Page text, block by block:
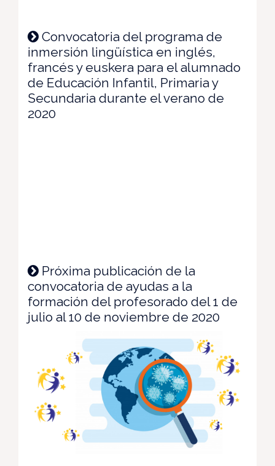
Convocatoria del programa de
inmersión lingüística en inglés,
francés y euskera para el alumnado
de Educación Infantil, Primaria y
Secundaria durante el verano de
2020
Próxima publicación de la
convocatoria de ayudas a la
formación del profesorado del 1 de
julio al 10 de noviembre de 2020